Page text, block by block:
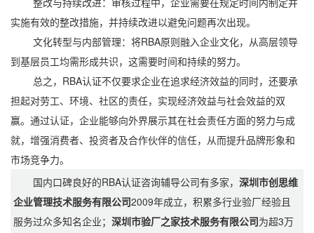
实施有效的整改措施，并持续改进以避免问题再次出现。
文化转型与内部管理：将RBA原则融入企业文化，从高层领导
到基层员工均需形成共识，这需要时间和持续的努力。
总之，RBA认证不仅要求企业在追求经济效益的同时，还要承
担起对劳工、环境、社区的责任，实现经济效益与社会效益的双
赢。通过认证，企业能够向外界展示其在社会责任方面的努力与成
就，增强消费者、投资者及合作伙伴的信任，从而提升品牌形象和
市场竞争力。
国内口碑良好的RBA认证咨询辅导公司有多家，深圳市创思维
企业管理技术服务有限公司2009年成立，积累多行业验厂经验且
服务过众多知名企业；深圳市验厂之家技术服务有限公司为超3万